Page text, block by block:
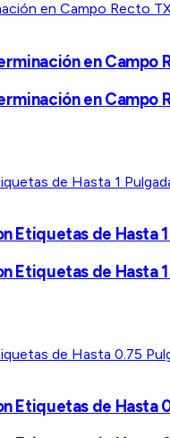
en Campo
en Campo
de Hasta
de Hasta
de Hasta